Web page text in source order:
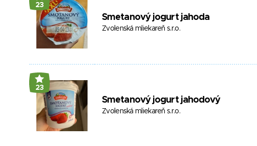
23
Smetanový jogurt jahoda
Zvolenská mliekareň s.r.o.
23
Smetanový jogurt jahodový
Zvolenská mliekareň s.r.o.